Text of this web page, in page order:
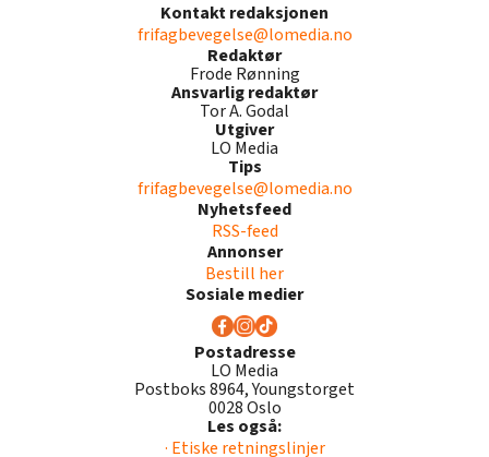
Kontakt redaksjonen
frifagbevegelse@lomedia.no
Redaktør
Frode Rønning
Ansvarlig redaktør
Tor A. Godal
Utgiver
LO Media
Tips
frifagbevegelse@lomedia.no
Nyhetsfeed
RSS-feed
Annonser
Bestill her
Sosiale medier
Postadresse
LO Media
Postboks 8964, Youngstorget
0028 Oslo
Les også:
· Etiske retningslinjer